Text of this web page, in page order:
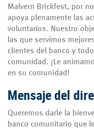
Malvern Brickfest, por
apoya plenamente las
voluntarios. Nuestro
las que servimos
clientes del banco y
comunidad. ¡Le
en su comunidad!
Mensaje del
Queremos darle la
banco comunitario que